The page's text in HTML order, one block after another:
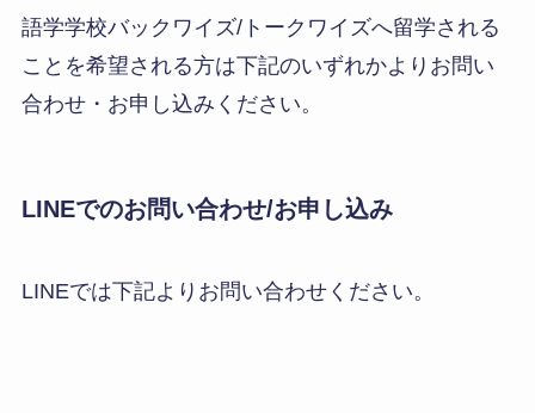
語学学校バックワイズ/トークワイズへ留学される
ことを希望される方は下記のいずれかよりお問い
合わせ・お申し込みください。
LINEでのお問い合わせ/お申し込み
LINEでは下記よりお問い合わせください。